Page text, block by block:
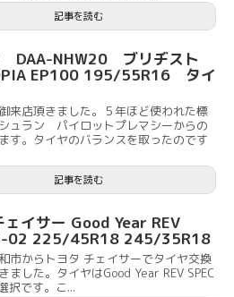
記事を読む
DAA-NHW20 ブリヂスト
EP100 195/55R16 タイ
来店頂きました。５年ほど使われた標
ュラン パイロットプレマシーからの
す。タイヤのバランスを取ったのです
記事を読む
ェイサー Good Year REV
02 225/45R18 245/35R18
市からトヨタ チェイサーでタイヤ交換
ました。タイヤはGood Year REV SPEC
択です。こ...